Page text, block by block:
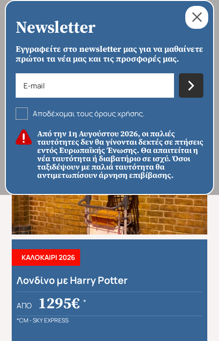
Newsletter
Εγγραφείτε στο newsletter μας για να μαθαίνετε
πρώτοι τα νέα μας και τις προσφορές μας.
Αποδέχομαι τους όρους χρήσης.
Από την 1η Αυγούστου 2026, οι παλιές
ταυτότητες δεν θα γίνονται δεκτές σε πτήσεις
εντός Ευρωπαϊκής Ένωσης. Θα απαιτείται η
νέα ταυτότητα ή διαβατήριο σε ισχύ. Όσοι
ταξιδέψουν με παλιά ταυτότητα θα
αντιμετωπίσουν άρνηση επιβίβασης.
ΑΡΧΙΚΗ › ΠΡΟΟΡΙΣΜΟΙ › ΕΥΡΏΠΗ › ΗΝΩΜΈΝΟ ΒΑΣΊΛΕΙΟ
Λονδίνο με Harry Potter
ΚΑΛΟΚΑΙΡΙ 2026
Λονδίνο με Harry Potter
ΑΠΌ 1295€ *
*CM - SKY EXPRESS